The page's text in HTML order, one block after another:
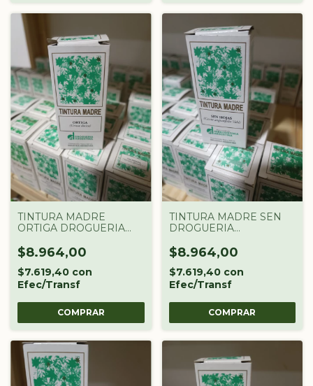
TINTURA MADRE
ORTIGA DROGUERIA
$8.964,00
$7.619,40 con
Efec/Transf
TINTURA MADRE SEN
DROGUERIA
$8.964,00
$7.619,40 con
Efec/Transf